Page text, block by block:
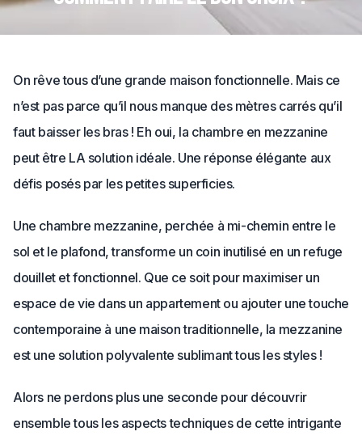
On rêve tous d’une grande maison fonctionnelle. Mais ce
n’est pas parce qu’il nous manque des mètres carrés qu’il
faut baisser les bras ! Eh oui, la chambre en mezzanine
peut être LA solution idéale. Une réponse élégante aux
défis posés par les petites superficies.
Une chambre mezzanine, perchée à mi-chemin entre le
sol et le plafond, transforme un coin inutilisé en un refuge
douillet et fonctionnel. Que ce soit pour maximiser un
espace de vie dans un appartement ou ajouter une touche
contemporaine à une maison traditionnelle, la mezzanine
est une solution polyvalente sublimant tous les styles !
Alors ne perdons plus une seconde pour découvrir
ensemble tous les aspects techniques de cette intrigante